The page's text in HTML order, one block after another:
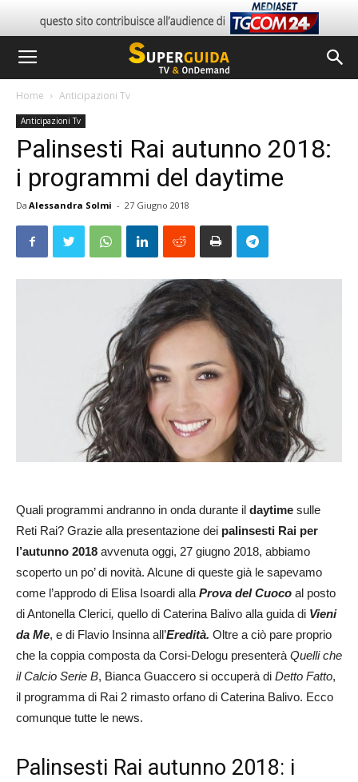
Home Anticipazioni Tv
Anticipazioni Tv
Palinsesti Rai autunno 2018:
i programmi del daytime
Da Alessandra Solmi - 27 Giugno 2018
Quali programmi andranno in onda durante il daytime sulle
Reti Rai? Grazie alla presentazione dei palinsesti Rai per
l’autunno 2018 avvenuta oggi, 27 giugno 2018, abbiamo
scoperto un po’ di novità. Alcune di queste già le sapevamo
come l’approdo di Elisa Isoardi alla Prova del Cuoco al posto
di Antonella Clerici, quello di Caterina Balivo alla guida di Vieni
da Me, e di Flavio Insinna all’Eredità. Oltre a ciò pare proprio
che la coppia composta da Corsi-Delogu presenterà Quelli che
il Calcio Serie B, Bianca Guaccero si occuperà di Detto Fatto,
il programma di Rai 2 rimasto orfano di Caterina Balivo. Ecco
comunque tutte le news.
Palinsesti Rai autunno 2018: i